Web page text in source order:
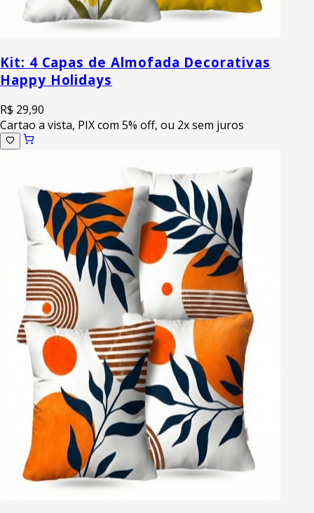
Kit: 4 Capas de Almofada Decorativas
Happy Holidays
R$ 29,90
Cartao a vista, PIX com 5% off, ou 2x sem juros